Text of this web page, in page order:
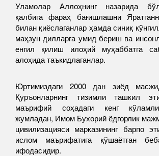
Уламолар Аллоҳнинг назарида
қалбига фараҳ бағишлашни
билан қиёслаганлар ҳамда синиқ
маҳзун дилларга умид бериш ва
енгил қилиш илоҳий муҳаббатга
алоҳида таъкидлаганлар.
Юртимиздаги 2000 дан зиёд
Қуръонларнинг тизимли ташкил
маърифий соҳадаги кенг
жумладан, Имом Бухорий ёдгорлик
цивилизацияси марказининг барпо
ислом маърифатига қўшаётган
ифодасидир.